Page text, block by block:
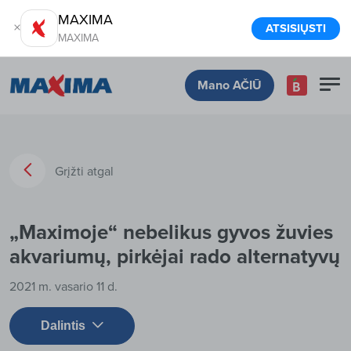
MAXIMA
MAXIMA
ATSISIŲSTI
Mano AČIŪ
Grįžti atgal
„Maximoje“ nebelikus gyvos žuvies
akvariumų, pirkėjai rado alternatyvų
2021 m. vasario 11 d.
Dalintis